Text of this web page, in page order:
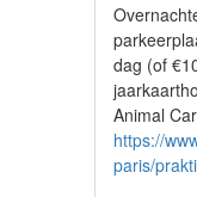
dag (of
Animal
https://
paris/